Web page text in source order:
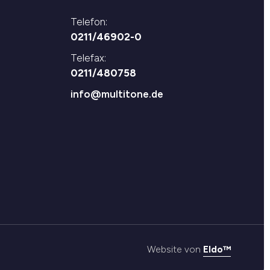
Telefon:
0211/46902-0
Telefax:
0211/480758
info@multitone.de
Website von Eldo™